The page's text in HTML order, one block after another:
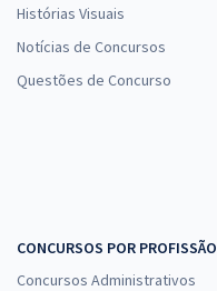
Histórias Visuais
Notícias de Concursos
Questões de Concurso
CONCURSOS POR PROFISSÃO
Concursos Administrativos